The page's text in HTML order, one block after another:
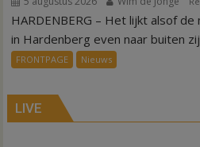
HARDENBERG – Het lijkt alsof
in Hardenberg even naar buiten
FRONTPAGE Nieuws
LIVE